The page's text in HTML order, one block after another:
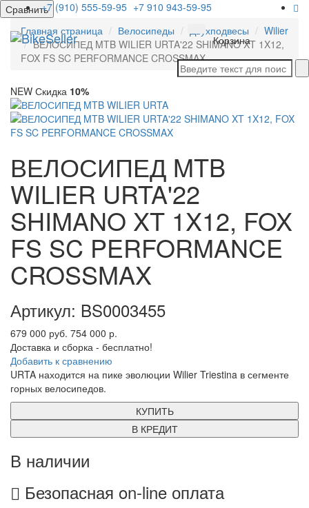
Сравнить+7 (910) 555-59-95 +7 910 943-59-95
Корзина
Главная страница Велосипеды Двухподвесы
Wilier
ВЕЛОСИПЕД MTB WILIER URTA'22 SHIMANO XT 1X12,
FOX FS SC PERFORMANCE CROSSMAX
NEW Скидка 10%
ВЕЛОСИПЕД MTB
WILIER URTA'22
SHIMANO XT 1X12, FOX
FS SC PERFORMANCE
CROSSMAX
Артикул: BS0003455
679 000 руб. 754 000 р.
Доставка и сборка - бесплатно!
Добавить к сравнению
URTA находится на пике эволюции Wilier Triestina в сегменте
горных велосипедов.
КУПИТЬ
В КРЕДИТ
В наличии
Безопасная on-line оплата